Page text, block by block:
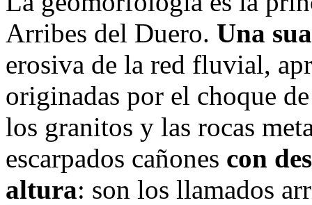
Arribes del Duero. Una
erosiva de la red fluvial,
originadas por el choque
los granitos y las rocas
escarpados cañones con
altura: son los llamados